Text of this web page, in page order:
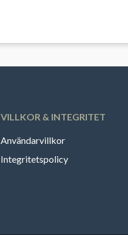
VILLKOR & INTEGRITET
Användarvillkor
Integritetspolicy